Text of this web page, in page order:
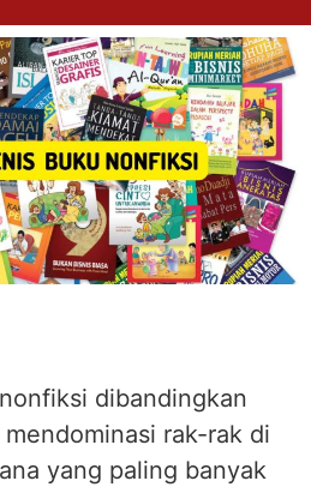
dibandingkan
rak-rak di
yang paling banyak